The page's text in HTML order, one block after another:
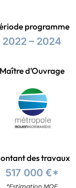
programme
2022 – 2024
Maître d’Ouvrage
des travaux
517 000 €*
*Estimation MOE